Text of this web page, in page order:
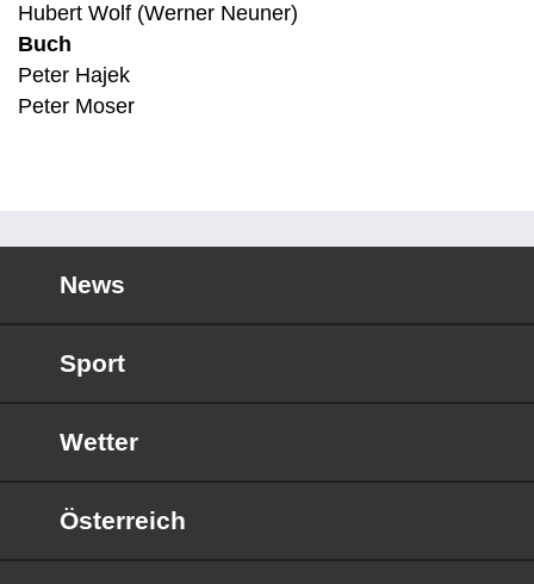
Hubert Wolf (Werner Neuner)
Buch
Peter Hajek
Peter Moser
News
Sport
Wetter
Österreich